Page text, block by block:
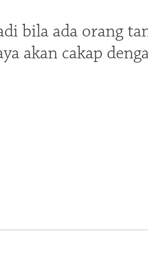
bila ada orang
akan cakap